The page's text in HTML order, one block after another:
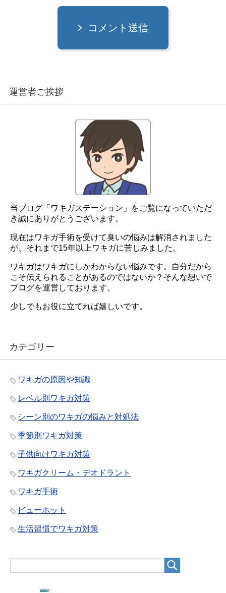
コメント送信
運営者ご挨拶
当ブログ「ワキガステーション」をご覧になっていただ
き誠にありがとうございます。
現在はワキガ手術を受けて臭いの悩みは解消されました
が、それまで15年以上ワキガに苦しみました。
ワキガはワキガにしかわからない悩みです。自分だから
こそ伝えられることがあるのではないか？そんな想いで
ブログを運営しております。
少しでもお役に立てれば嬉しいです。
カテゴリー
ワキガの原因や知識
レベル別ワキガ対策
シーン別のワキガの悩みと対処法
季節別ワキガ対策
子供向けワキガ対策
ワキガクリーム・デオドラント
ワキガ手術
ビューホット
生活習慣でワキガ対策